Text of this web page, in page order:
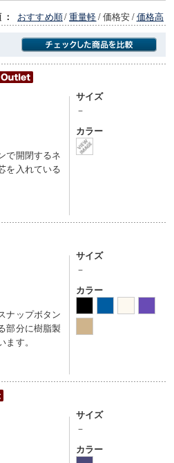
： おすすめ順/重量軽/価格安/価格高
で開閉するネ
を入れている
サイズ
－
カラー
ナップボタン
部分に樹脂製
す。
サイズ
－
カラー
サイズ
－
カラー